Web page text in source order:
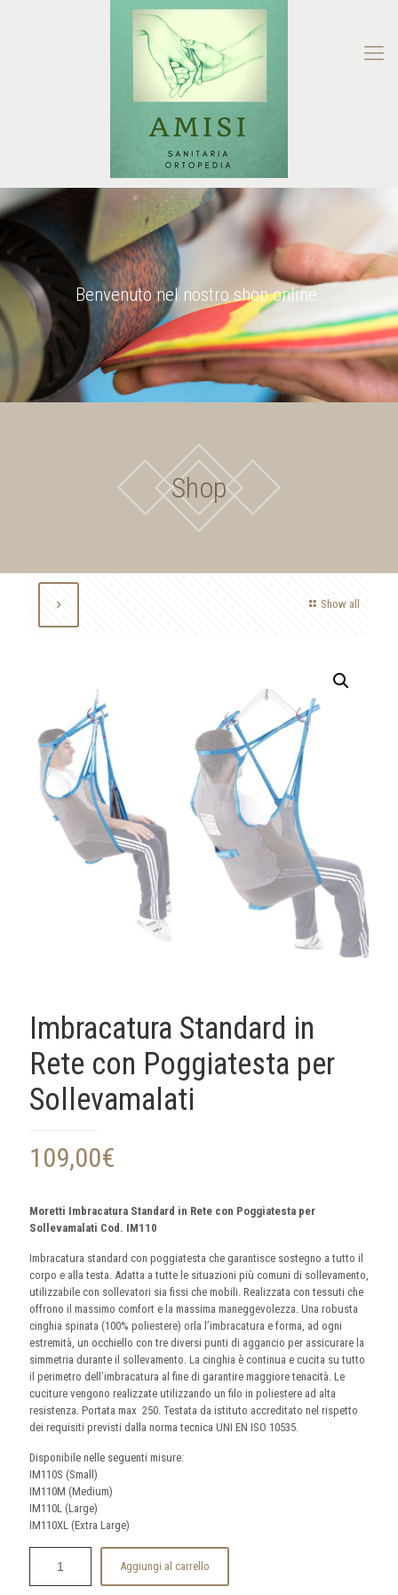
Benvenuto nel nostro shop online
Shop
Show all
Imbracatura Standard in
Rete con Poggiatesta per
Sollevamalati
109,00€
Moretti Imbracatura Standard in Rete con Poggiatesta per
Sollevamalati Cod. IM110
Imbracatura standard con poggiatesta che garantisce sostegno a tutto il
corpo e alla testa. Adatta a tutte le situazioni più comuni di sollevamento,
utilizzabile con sollevatori sia fissi che mobili. Realizzata con tessuti che
offrono il massimo comfort e la massima maneggevolezza. Una robusta
cinghia spinata (100% poliestere) orla l’imbracatura e forma, ad ogni
estremità, un occhiello con tre diversi punti di aggancio per assicurare la
simmetria durante il sollevamento. La cinghia è continua e cucita su tutto
il perimetro dell’imbracatura al fine di garantire maggiore tenacità. Le
cuciture vengono realizzate utilizzando un filo in poliestere ad alta
resistenza. Portata max 250. Testata da istituto accreditato nel rispetto
dei requisiti previsti dalla norma tecnica UNI EN ISO 10535.
Disponibile nelle seguenti misure:
IM110S (Small)
IM110M (Medium)
IM110L (Large)
IM110XL (Extra Large)
Aggiungi al carrello